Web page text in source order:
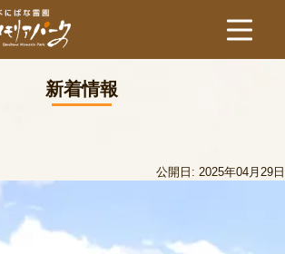
新着情報
公開日: 2025年04月29日